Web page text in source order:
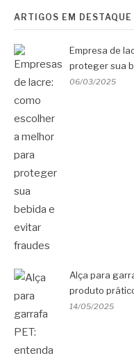
ARTIGOS EM DESTAQUE
Empresa de
proteger sua
06/03/2025
Alça para
produto
14/05/2025